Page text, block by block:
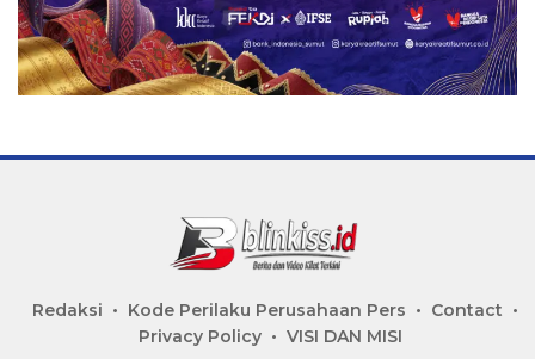
Redaksi Kode Perilaku Perusahaan Pers
Contact
Privacy Policy
VISI DAN MISI